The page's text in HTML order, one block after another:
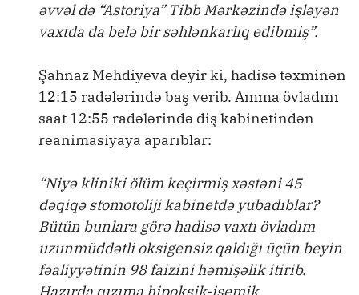
əvvəl də “Astoriya” Tibb Mərkəzində işləyən
vaxtda da belə bir səhlənkarlıq edibmiş”.
Şahnaz Mehdiyeva deyir ki, hadisə təxminən
12:15 radələrində baş verib. Amma övladını
saat 12:55 radələrində diş kabinetindən
reanimasiyaya aparıblar:
“Niyə kliniki ölüm keçirmiş xəstəni 45
dəqiqə stomotoliji kabinetdə yubadıblar?
Bütün bunlara görə hadisə vaxtı övladım
uzunmüddətli oksigensiz qaldığı üçün beyin
fəaliyyətinin 98 faizini həmişəlik itirib.